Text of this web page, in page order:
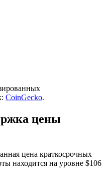
CoinGecko.
цены
цена краткосрочных
находится на уровне $106